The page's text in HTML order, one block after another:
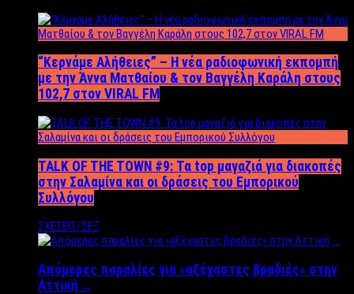
“Kερνάμε Αλήθειες” – Η νέα ραδιοφωνική εκπομπή
με την Άννα Ματθαίου & τον Βαγγέλη Καράλη στους
102,7 στον VIRAL FM
TALK OF THE TOWN #9: Τα top μαγαζιά για διακοπές
στην Σαλαμίνα και οι δράσεις του Εμπορικού
Συλλόγου
ΣΧΕΣΕΙΣ/ΣΕΞ
Απόμερες παραλίες για «αξέχαστες βραδιές» στην
Αττική …